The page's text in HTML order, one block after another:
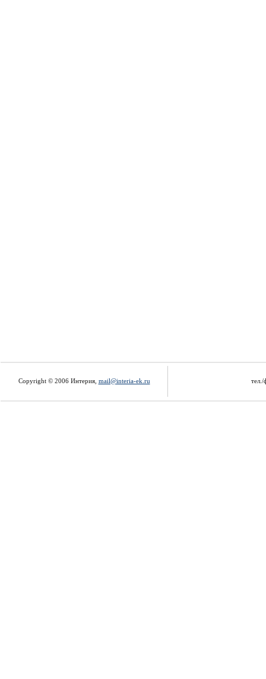
Copyright © 2006 Интерия, mail@interia-ek.ru